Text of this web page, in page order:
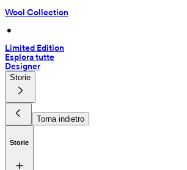
Wool Collection
•
Limited Edition
Esplora tutte
Designer
Storie
Torna indietro
Storie